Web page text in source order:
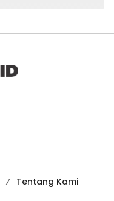
Tentang Kami